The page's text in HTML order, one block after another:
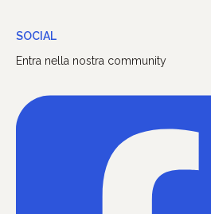
SOCIAL
Entra nella nostra community